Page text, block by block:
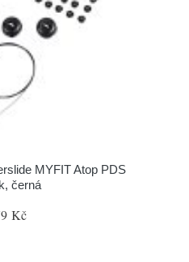
MYFIT Atop PDS
černá
Kč